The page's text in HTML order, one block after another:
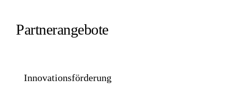
Partnerangebote
Innovationsförderung